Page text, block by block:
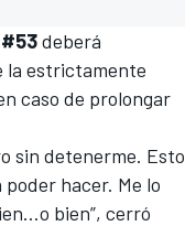
#53deberá
la estrictamente
caso de prolongar
sin detenerme. Esto
hacer. Me lo
bien”, cerró